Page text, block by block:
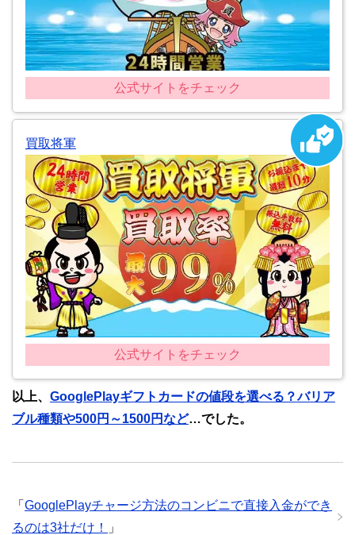
公式サイトをチェック
買取将軍
公式サイトをチェック
以上、 GooglePlayギフトカードの値段を選べる？バリア
ブル種類や500円～1500円など…でした。
「 GooglePlayチャージ方法のコンビニで直接入金ができ
るのは3社だけ！
」